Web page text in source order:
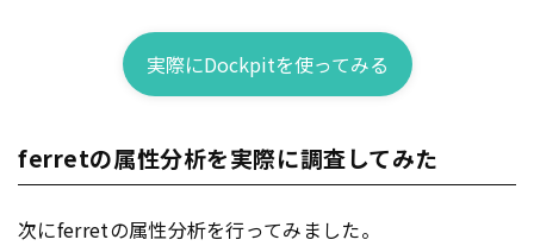
実際にDockpitを使ってみる
ferretの属性分析を実際に調査してみた
次にferretの属性分析を行ってみました。